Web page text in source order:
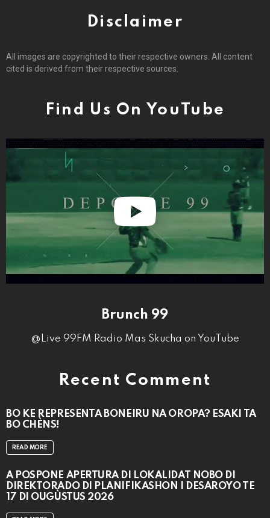
Disclaimer
All images are copyrighted to their respective owners. All content
cited is derived from their respective sources.
Find Us On YouTube
Brunch 99
@Live 99FM Radio Mas Skucha on YouTube
Recent Comment
BO KE REPRESENTÁ BONEIRU NA OROPA? ESAKI TA
BO CHÈNS!
READ MORE
A POSPONÉ APERTURA DI LOKALIDAT NOBO DI
DIREKTORADO DI PLANIFIKASHON I DESAROYO TE
17 DI OUGÙSTUS 2026